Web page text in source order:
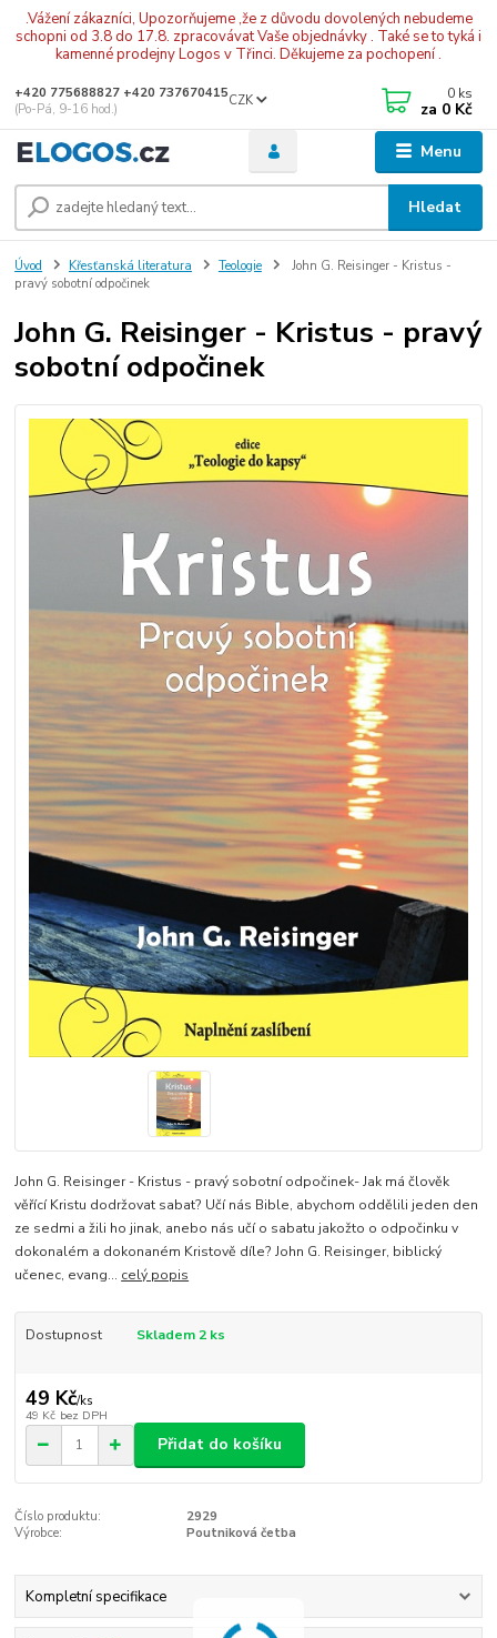
.Vážení zákazníci, Upozorňujeme ,že z důvodu dovolených nebudeme
schopni od 3.8 do 17.8. zpracovávat Vaše objednávky . Také se to tyká i
kamenné prodejny Logos v Třinci. Děkujeme za pochopení .
Menu
CZK
Hledat
+420 775688827 +420 737670415
(Po-Pá, 9-16 hod.)
0 ks
za 0 Kč
Úvod Křesťanská literatura Teologie
John G. Reisinger - Kristus -
pravý sobotní odpočinek
John G. Reisinger - Kristus - pravý
sobotní odpočinek
John G. Reisinger - Kristus - pravý sobotní odpočinek- Jak má člověk
věřící Kristu dodržovat sabat? Učí nás Bible, abychom oddělili jeden den
ze sedmi a žili ho jinak, anebo nás učí o sabatu jakožto o odpočinku v
dokonalém a dokonaném Kristově díle? John G. Reisinger, biblický
učenec, evang... celý popis
Dostupnost Skladem 2 ks
49 Kč/ks
49 Kč bez DPH
Přidat do košíku
Číslo produktu:
2929
Výrobce:
Poutniková četba
Kompletní specifikace